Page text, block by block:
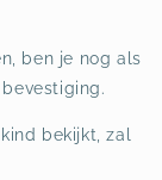
ben je nog als
bekijkt, zal